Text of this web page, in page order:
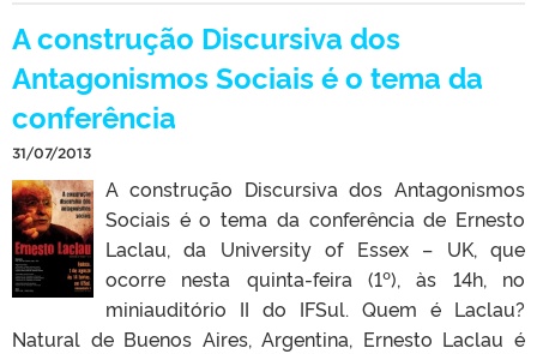
A construção Discursiva dos
Antagonismos Sociais é o tema da
conferência
31/07/2013
A construção Discursiva dos Antagonismos
Sociais é o tema da conferência de Ernesto
Laclau, da University of Essex – UK, que
ocorre nesta quinta-feira (1º), às 14h, no
miniauditório II do IFSul. Quem é Laclau?
Natural de Buenos Aires, Argentina, Ernesto Laclau é